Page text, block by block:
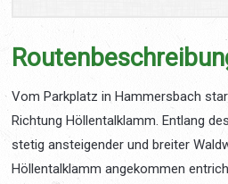
Vom Parkplatz in Hammersbach
Richtung Höllentalklamm. Entlang
stetig ansteigender und breiter
Höllentalklamm angekommen